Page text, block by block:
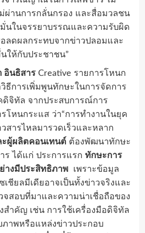
ผ่านการกลั่นกรอง และสื่อมวลชน
นในจรรยาบรรณและความรับผิด
ลดผลกระทบจากข่าวปลอมและ
ให้กับประชาชน”
นธิสารCreative รายการโหนก
ธีการเพิ่มพูนทักษะในการจัดการ
ดิจิทัล จากประสบการณ์การ
โหนกระแส ว่า“การทำงานในยุค
สารไหลมารวดเร็วและหลาก
ผู้ผลิตคอนเทนต์ต้องพัฒนาทักษะ
ร ได้แก่ ประการแรก ทักษะการ
างมีประสิทธิภาพเพราะข้อมูล
ชียลมีเดียอาจเป็นทั้งข่าวจริงและ
จสอบที่มาและความน่าเชื่อถือของ
สำคัญ เช่น การใช้เครื่องมือดิจิทัล
ภาพหรือแหล่งข่าวประกอบ